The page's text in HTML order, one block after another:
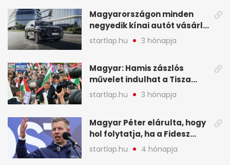
Magyarországon minden
negyedik kínai autót vásárló
a Chery mellett döntött (X)
startlap.hu 3 hónapja
Magyar: Hamis zászlós
művelet indulhat a Tisza
ellen a választás napján - A
hét legfontosabb eseményei
startlap.hu 3 hónapja
Magyar Péter elárulta, hogy
hol folytatja, ha a Fidesz
nyeri a választást - A hét
legfontosabb hírei
startlap.hu 4 hónapja